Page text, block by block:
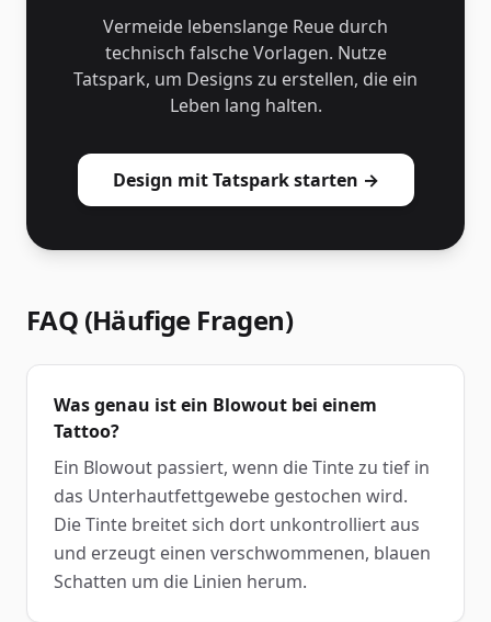
Vermeide lebenslange Reue durch
technisch falsche Vorlagen. Nutze
Tatspark, um Designs zu erstellen, die ein
Leben lang halten.
Design mit Tatspark starten →
FAQ (Häufige Fragen)
Was genau ist ein Blowout bei einem
Tattoo?
Ein Blowout passiert, wenn die Tinte zu tief in
das Unterhautfettgewebe gestochen wird.
Die Tinte breitet sich dort unkontrolliert aus
und erzeugt einen verschwommenen, blauen
Schatten um die Linien herum.